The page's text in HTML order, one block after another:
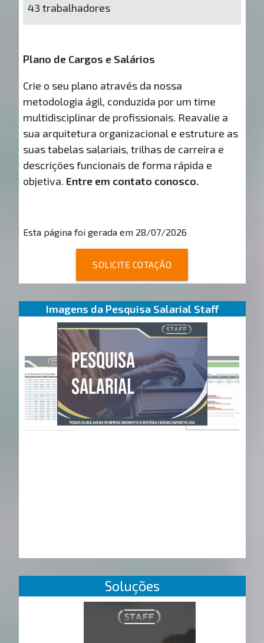
43 trabalhadores
Plano de Cargos e Salários
Crie o seu plano através da nossa
metodologia ágil, conduzida por um time
multidisciplinar de profissionais. Reavalie a
sua arquitetura organizacional e estruture as
suas tabelas salariais, trilhas de carreira e
descrições funcionais de forma rápida e
objetiva. Entre em contato conosco.
Esta página foi gerada em 28/07/2026
SOLICITE COTAÇÃO
Imagens da Pesquisa Salarial Staff
Soluções